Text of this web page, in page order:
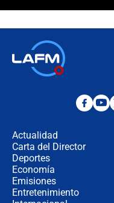
Actualidad
Carta del Director
Deportes
Economía
Emisiones
Entretenimiento